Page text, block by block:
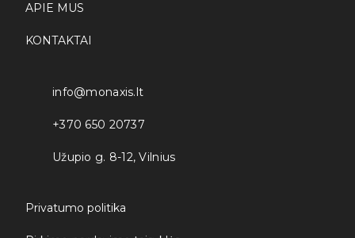
APIE MUS
KONTAKTAI
info@monaxis.lt
+370 650 20737
Užupio g. 8-12, Vilnius
Privatumo politika